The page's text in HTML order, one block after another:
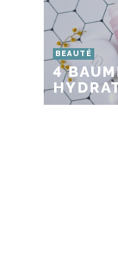
BEAUTÉ
4